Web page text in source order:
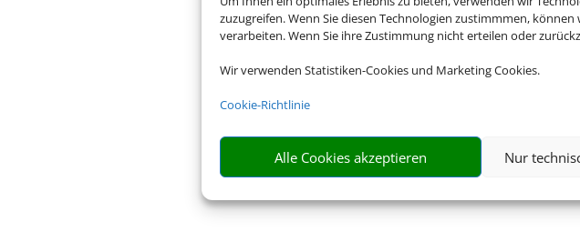
zuzugreifen. Wenn Sie diesen Technologien zustimmmen,
verarbeiten. Wenn Sie ihre Zustimmung nicht erteilen oder
Wir verwenden Statistiken-Cookies und Marketing Cookies.
Cookie-Richtlinie
Alle Cookies akzeptieren Nur